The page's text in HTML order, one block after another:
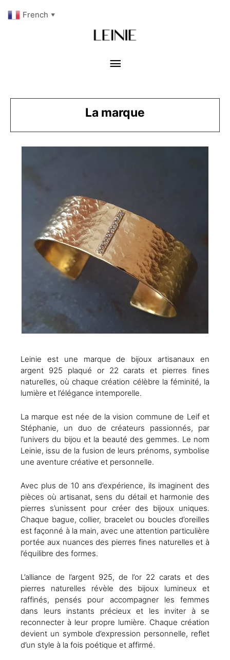
La marque
Leinie est une marque de bijoux artisanaux en
argent 925 plaqué or 22 carats et pierres fines
naturelles, où chaque création célèbre la féminité, la
lumière et l’élégance intemporelle.
La marque est née de la vision commune de Leif et
Stéphanie, un duo de créateurs passionnés, par
l’univers du bijou et la beauté des gemmes. Le nom
Leinie, issu de la fusion de leurs prénoms, symbolise
une aventure créative et personnelle.
Avec plus de 10 ans d’expérience, ils imaginent des
pièces où artisanat, sens du détail et harmonie des
pierres s’unissent pour créer des bijoux uniques.
Chaque bague, collier, bracelet ou boucles d’oreilles
est façonné à la main, avec une attention particulière
portée aux nuances des pierres fines naturelles et à
l’équilibre des formes.
L’alliance de l’argent 925, de l’or 22 carats et des
pierres naturelles révèle des bijoux lumineux et
raffinés, pensés pour accompagner les femmes
dans leurs instants précieux et les inviter à se
reconnecter à leur propre lumière. Chaque création
devient un symbole d’expression personnelle, reflet
d’un style à la fois poétique et affirmé.
French ▼